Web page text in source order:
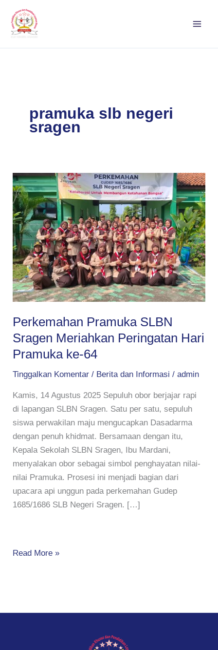
konten
pramuka slb negeri
sragen
Perkemahan Pramuka SLBN
Sragen Meriahkan Peringatan Hari
Pramuka ke-64
Tinggalkan Komentar / Berita dan Informasi /admin
Kamis, 14 Agustus 2025 Sepuluh obor berjajar rapi
di lapangan SLBN Sragen. Satu per satu, sepuluh
siswa perwakilan maju mengucapkan Dasadarma
dengan penuh khidmat. Bersamaan dengan itu,
Kepala Sekolah SLBN Sragen, Ibu Mardani,
menyalakan obor sebagai simbol penghayatan nilai-
nilai Pramuka. Prosesi ini menjadi bagian dari
upacara api unggun pada perkemahan Gudep
1685/1686 SLB Negeri Sragen. […]
Perkemahan
Pramuka
SLBN
Sragen
Meriahkan
Peringatan
Hari
Pramuka
ke-
64
Read More »